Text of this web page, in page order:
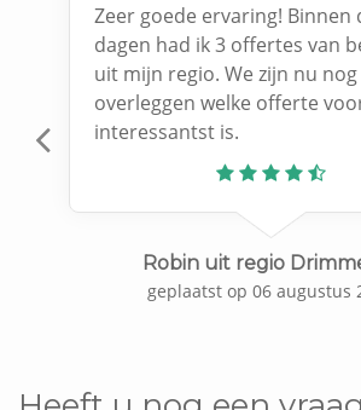
Zeer goede ervaring! Binnen
dagen had ik 3 offertes van
uit mijn regio. We zijn nu
overleggen welke offerte
interessantst is.
Robin uit regio
geplaatst op 06 augustus
Previous